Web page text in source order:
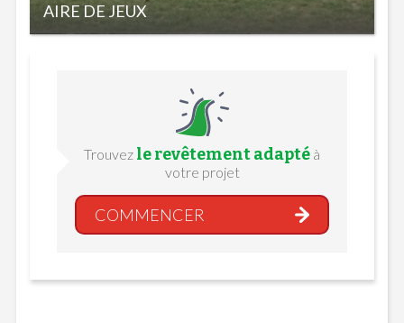
AIRE DE JEUX
Trouvez le revêtement adapté à
votre projet
COMMENCER